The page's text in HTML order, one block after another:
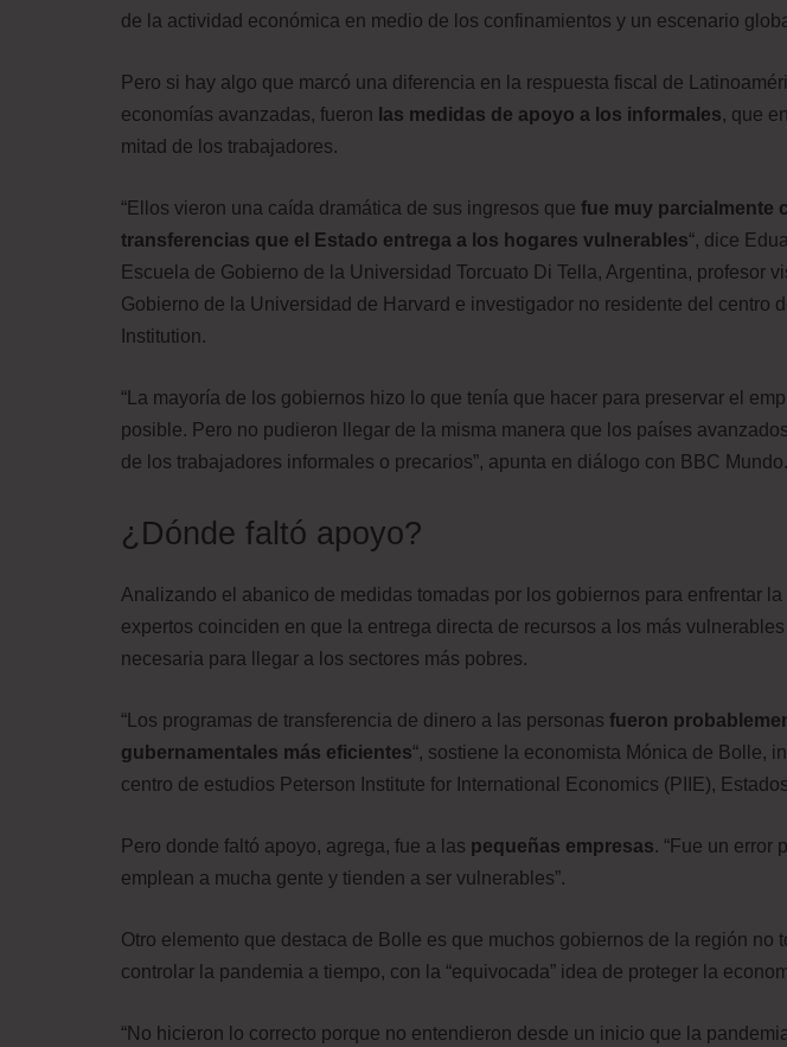
de la actividad económica en medio de los confinamientos y un escenario
Pero si hay algo que marcó una diferencia en la respuesta fiscal de
economías avanzadas, fueron las medidas de apoyo a los informales, que
mitad de los trabajadores.
“Ellos vieron una caída dramática de sus ingresos que fue muy parcialmente
transferencias que el Estado entrega a los hogares vulnerables“, dice
Escuela de Gobierno de la Universidad Torcuato Di Tella, Argentina, profesor
Gobierno de la Universidad de Harvard e investigador no residente del centro
Institution.
“La mayoría de los gobiernos hizo lo que tenía que hacer para preservar el
posible. Pero no pudieron llegar de la misma manera que los países
de los trabajadores informales o precarios”, apunta en diálogo con BBC Mundo.
¿Dónde faltó apoyo?
Analizando el abanico de medidas tomadas por los gobiernos para enfrentar
expertos coinciden en que la entrega directa de recursos a los más
necesaria para llegar a los sectores más pobres.
“Los programas de transferencia de dinero a las personas fueron
gubernamentales más eficientes“, sostiene la economista Mónica de Bolle,
centro de estudios Peterson Institute for International Economics (PIIE),
Pero donde faltó apoyo, agrega, fue a las pequeñas empresas. “Fue un error
emplean a mucha gente y tienden a ser vulnerables”.
Otro elemento que destaca de Bolle es que muchos gobiernos de la región no
controlar la pandemia a tiempo, con la “equivocada” idea de proteger la
“No hicieron lo correcto porque no entendieron desde un inicio que la